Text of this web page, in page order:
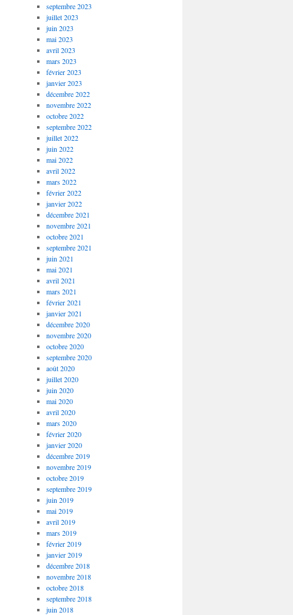
septembre 2023
juillet 2023
juin 2023
mai 2023
avril 2023
mars 2023
février 2023
janvier 2023
décembre 2022
novembre 2022
octobre 2022
septembre 2022
juillet 2022
juin 2022
mai 2022
avril 2022
mars 2022
février 2022
janvier 2022
décembre 2021
novembre 2021
octobre 2021
septembre 2021
juin 2021
mai 2021
avril 2021
mars 2021
février 2021
janvier 2021
décembre 2020
novembre 2020
octobre 2020
septembre 2020
août 2020
juillet 2020
juin 2020
mai 2020
avril 2020
mars 2020
février 2020
janvier 2020
décembre 2019
novembre 2019
octobre 2019
septembre 2019
juin 2019
mai 2019
avril 2019
mars 2019
février 2019
janvier 2019
décembre 2018
novembre 2018
octobre 2018
septembre 2018
juin 2018